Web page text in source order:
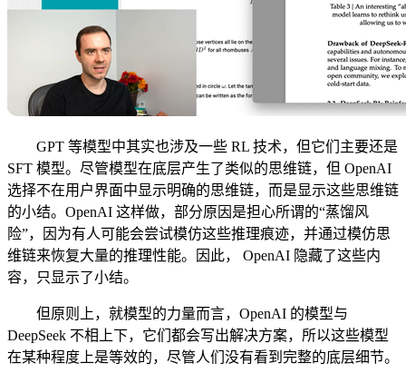
GPT 等模型中其实也涉及一些 RL 技术，但它们主要还是
SFT 模型。尽管模型在底层产生了类似的思维链，但 OpenAI
选择不在用户界面中显示明确的思维链，而是显示这些思维链
的小结。OpenAI 这样做，部分原因是担心所谓的“蒸馏风
险”，因为有人可能会尝试模仿这些推理痕迹，并通过模仿思
维链来恢复大量的推理性能。因此， OpenAI 隐藏了这些内
容，只显示了小结。
但原则上，就模型的力量而言，OpenAI 的模型与
DeepSeek 不相上下，它们都会写出解决方案，所以这些模型
在某种程度上是等效的，尽管人们没有看到完整的底层细节。